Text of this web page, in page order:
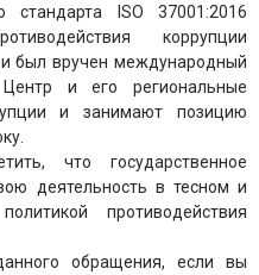
стандарта ISO 37001:2016
коррупции
и был вручен международный
и его региональные
и занимают позицию
что государственное
деятельность в тесном и
противодействия
обращения, если вы